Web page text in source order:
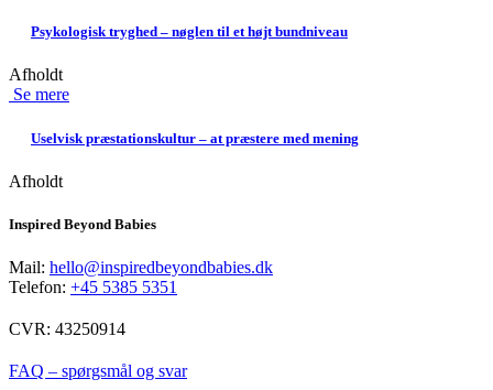
Psykologisk tryghed – nøglen til et højt bundniveau
Afholdt
Se mere
Uselvisk præstationskultur – at præstere med mening
Afholdt
Inspired Beyond Babies
Mail: hello@inspiredbeyondbabies.dk
Telefon: +45 5385 5351
CVR: 43250914
FAQ – spørgsmål og svar